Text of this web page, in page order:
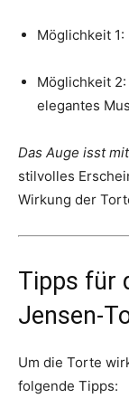
Möglichkeit
Möglichkeit
elegantes
Das Auge isst mit
stilvolles
Wirkung der
Tipps für
Jensen-
Um die Torte
folgende Tipps: